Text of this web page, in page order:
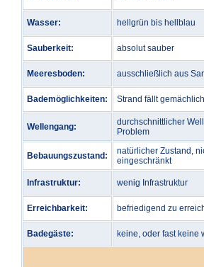
Wasser: hellgrün bis hellblau
Sauberkeit: absolut sauber
Meeresboden: ausschließlich aus
Bademöglichkeiten: Strand fällt
Wellengang:
durchschnittlicher
Problem
Bebauungszustand:
natürlicher Zustand,
eingeschränkt
Infrastruktur: wenig Infrastruktur
Erreichbarkeit: befriedigend zu
Badegäste: keine, oder fast keine